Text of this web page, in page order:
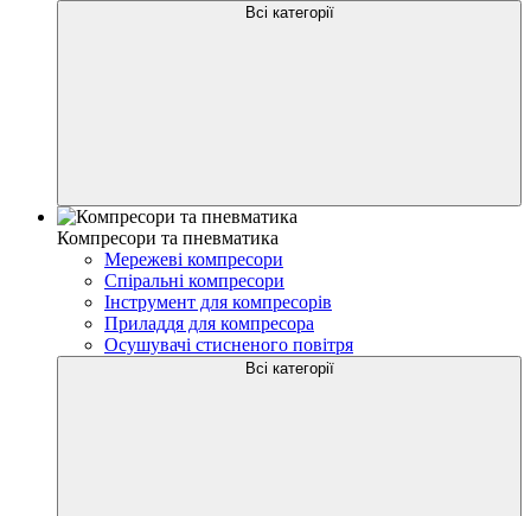
Всі категорії
Компресори та пневматика
Мережеві компресори
Спіральні компресори
Інструмент для компресорів
Приладдя для компресора
Осушувачі стисненого повітря
Всі категорії